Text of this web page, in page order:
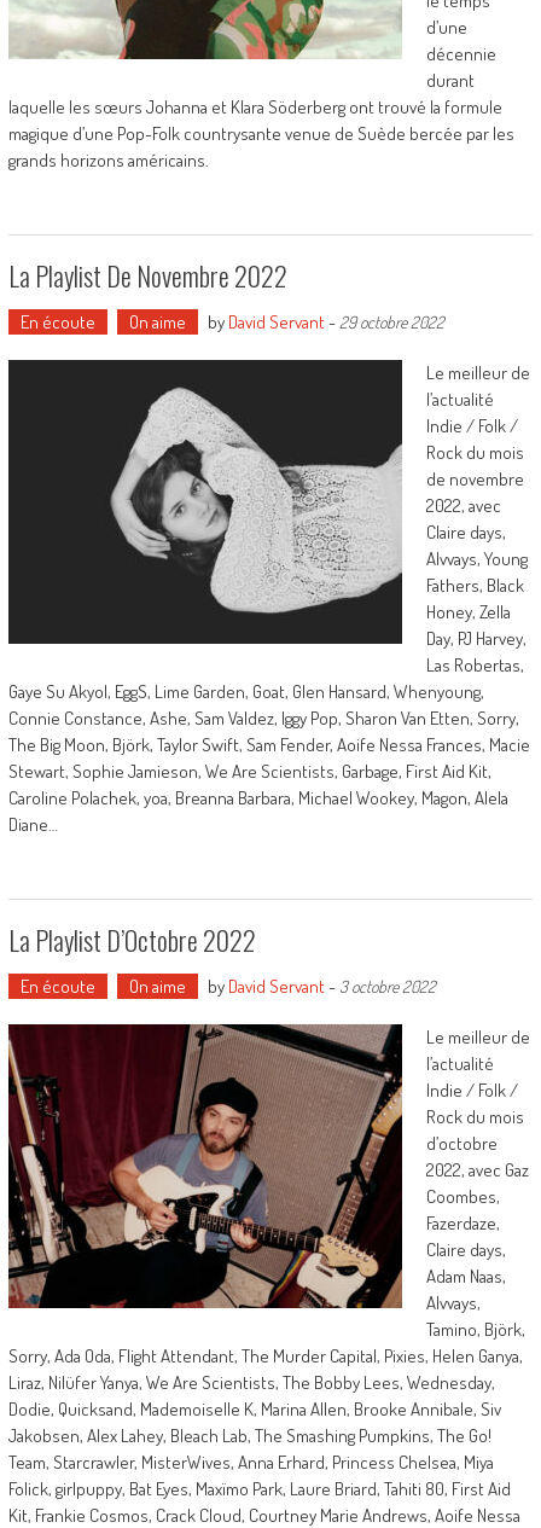
d’une
décennie
durant
laquelle les sœurs Johanna et Klara Söderberg ont trouvé la formule
magique d’une Pop-Folk countrysante venue de Suède bercée par les
grands horizons américains.
La Playlist De Novembre 2022
En écoute On aime by David Servant- 29 octobre 2022
Le meilleur de
l’actualité
Indie / Folk /
Rock du mois
de novembre
2022, avec
Claire days,
Alvvays, Young
Fathers, Black
Honey, Zella
Day, PJ Harvey,
Las Robertas,
Gaye Su Akyol, EggS, Lime Garden, Goat, Glen Hansard, Whenyoung,
Connie Constance, Ashe, Sam Valdez, Iggy Pop, Sharon Van Etten, Sorry,
The Big Moon, Björk, Taylor Swift, Sam Fender, Aoife Nessa Frances, Macie
Stewart, Sophie Jamieson, We Are Scientists, Garbage, First Aid Kit,
Caroline Polachek, yoa, Breanna Barbara, Michael Wookey, Magon, Alela
Diane…
La Playlist D’Octobre 2022
En écoute On aime by David Servant- 3 octobre 2022
Le meilleur de
l’actualité
Indie / Folk /
Rock du mois
d’octobre
2022, avec Gaz
Coombes,
Fazerdaze,
Claire days,
Adam Naas,
Alvvays,
Tamino, Björk,
Sorry, Ada Oda, Flight Attendant, The Murder Capital, Pixies, Helen Ganya,
Liraz, Nilüfer Yanya, We Are Scientists, The Bobby Lees, Wednesday,
Dodie, Quicksand, Mademoiselle K, Marina Allen, Brooke Annibale, Siv
Jakobsen, Alex Lahey, Bleach Lab, The Smashing Pumpkins, The Go!
Team, Starcrawler, MisterWives, Anna Erhard, Princess Chelsea, Miya
Folick, girlpuppy, Bat Eyes, Maxïmo Park, Laure Briard, Tahiti 80, First Aid
Kit, Frankie Cosmos, Crack Cloud, Courtney Marie Andrews, Aoife Nessa